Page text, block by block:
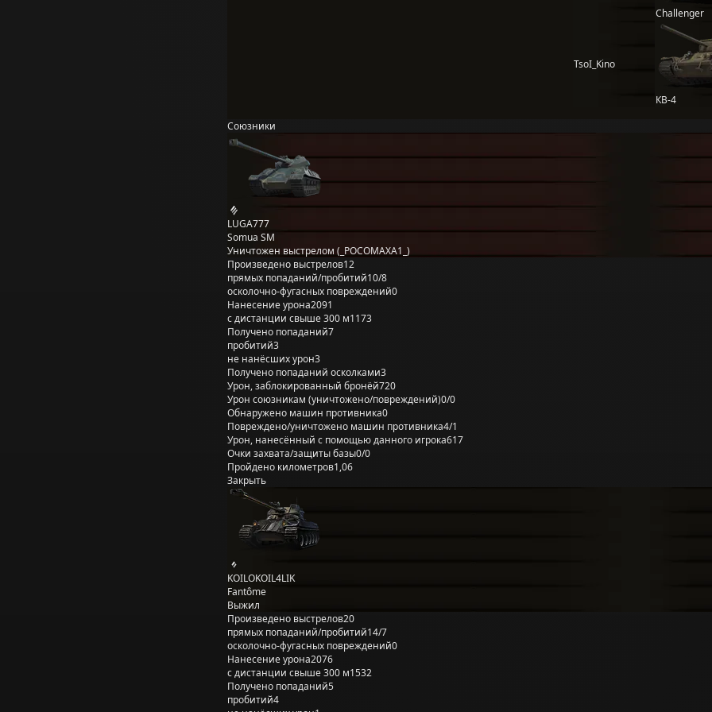
Challenger
TsoI_Kino
КВ-4
Союзники
LUGA777
Somua SM
Уничтожен выстрелом (_POCOMAXA1_)
Произведено выстрелов12
прямых попаданий/пробитий10/8
осколочно-фугасных повреждений0
Нанесение урона2091
с дистанции свыше 300 м1173
Получено попаданий7
пробитий3
не нанёсших урон3
Получено попаданий осколками3
Урон, заблокированный бронёй720
Урон союзникам (уничтожено/повреждений)0/0
Обнаружено машин противника0
Повреждено/уничтожено машин противника4/1
Урон, нанесённый с помощью данного игрока617
Очки захвата/защиты базы0/0
Пройдено километров1,06
Закрыть
KOILOKOIL4LIK
Fantôme
Выжил
Произведено выстрелов20
прямых попаданий/пробитий14/7
осколочно-фугасных повреждений0
Нанесение урона2076
с дистанции свыше 300 м1532
Получено попаданий5
пробитий4